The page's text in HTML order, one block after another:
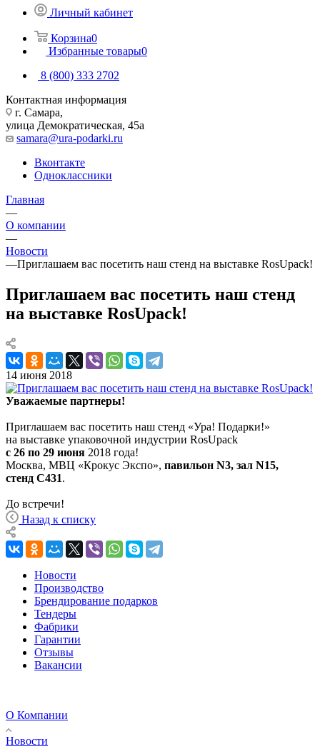
Личный кабинет
Корзина0
Избранные товары0
8 (800) 333 2702
Контактная информация
г. Самара,
улица Демократическая, 45а
samara@ura-podarki.ru
Вконтакте
Одноклассники
Главная
—
О компании
—
Новости
—Приглашаем вас посетить наш стенд на выставке RosUpack!
Приглашаем вас посетить наш стенд
на выставке RosUpack!
14 июня 2018
Уважаемые партнеры!
Приглашаем вас посетить наш стенд «Ура! Подарки!»
на выставке упаковочной индустрии RosUpack
c 26 по 29 июня 2018 года!
Москва, МВЦ «Крокус Экспо», павильон N3, зал N15,
стенд C431.
До встречи!
Назад к списку
Новости
Производство
Брендирование подарков
Тендеры
Фабрики
Гарантии
Отзывы
Вакансии
О Компании
Новости